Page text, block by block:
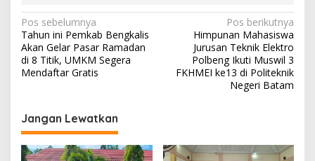
N
a
v
i
a
s
Pos sebelumnya
Tahun ini Pemkab Bengkalis
Akan Gelar Pasar Ramadan
di 8 Titik, UMKM Segera
Mendaftar Gratis
Pos berikutnya
Himpunan Mahasiswa
Jurusan Teknik Elektro
Polbeng Ikuti Muswil 3
FKHMEI ke13 di Politeknik
Negeri Batam
Jangan Lewatkan